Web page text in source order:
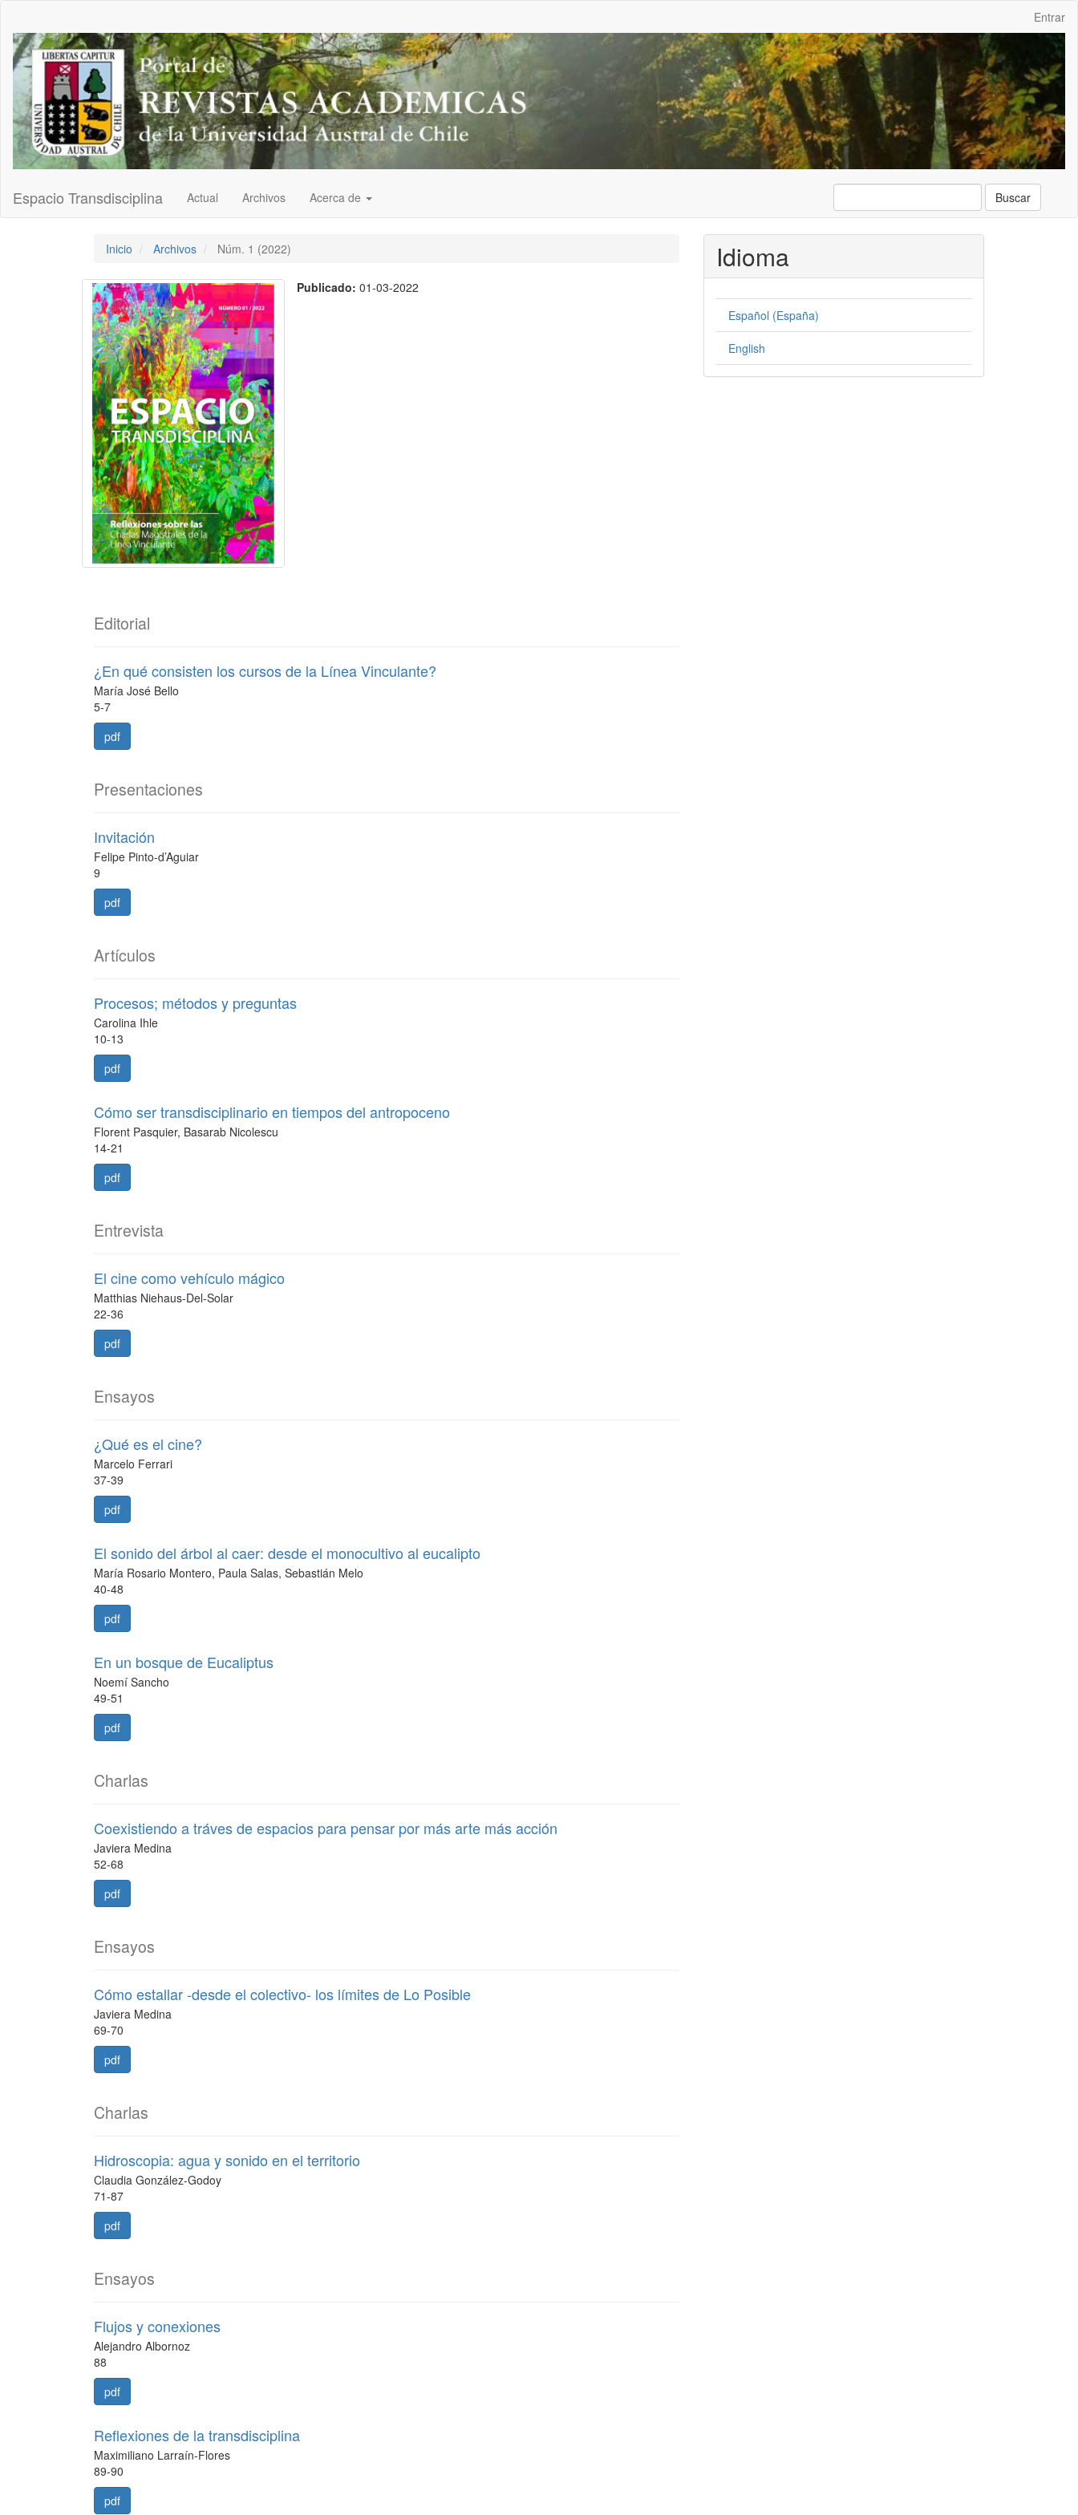
Contenido
principal
Barra
lateral
Entrar
Espacio Transdisciplina Actual Archivos Acerca de Buscar
Inicio Archivos Núm. 1 (2022)
Publicado:01-03-2022
Editorial
¿En qué consisten los cursos de la Línea Vinculante?
María José Bello
5-7
pdf
Presentaciones
Invitación
Felipe Pinto-d’Aguiar
9
pdf
Artículos
Procesos; métodos y preguntas
Carolina Ihle
10-13
pdf
Cómo ser transdisciplinario en tiempos del antropoceno
Florent Pasquier, Basarab Nicolescu
14-21
pdf
Entrevista
El cine como vehículo mágico
Matthias Niehaus-Del-Solar
22-36
pdf
Ensayos
¿Qué es el cine?
Marcelo Ferrari
37-39
pdf
El sonido del árbol al caer: desde el monocultivo al eucalipto
María Rosario Montero, Paula Salas, Sebastián Melo
40-48
pdf
En un bosque de Eucaliptus
Noemí Sancho
49-51
pdf
Charlas
Coexistiendo a tráves de espacios para pensar por más arte más acción
Javiera Medina
52-68
pdf
Ensayos
Cómo estallar -desde el colectivo- los límites de Lo Posible
Javiera Medina
69-70
pdf
Charlas
Hidroscopia: agua y sonido en el territorio
Claudia González-Godoy
71-87
pdf
Ensayos
Flujos y conexiones
Alejandro Albornoz
88
pdf
Reflexiones de la transdisciplina
Maximiliano Larraín-Flores
89-90
pdf
Idioma
Español (España)
English